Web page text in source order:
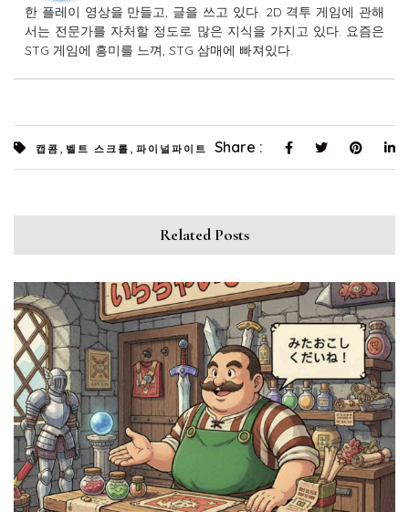
한 플레이 영상을 만들고, 글을 쓰고 있다. 2D 격투 게임에 관해
서는 전문가를 자처할 정도로 많은 지식을 가지고 있다. 요즘은
STG 게임에 흥미를 느껴, STG 삼매에 빠져있다.
캡콤 벨트 스크롤 파이널파이트 Share :
Related Posts